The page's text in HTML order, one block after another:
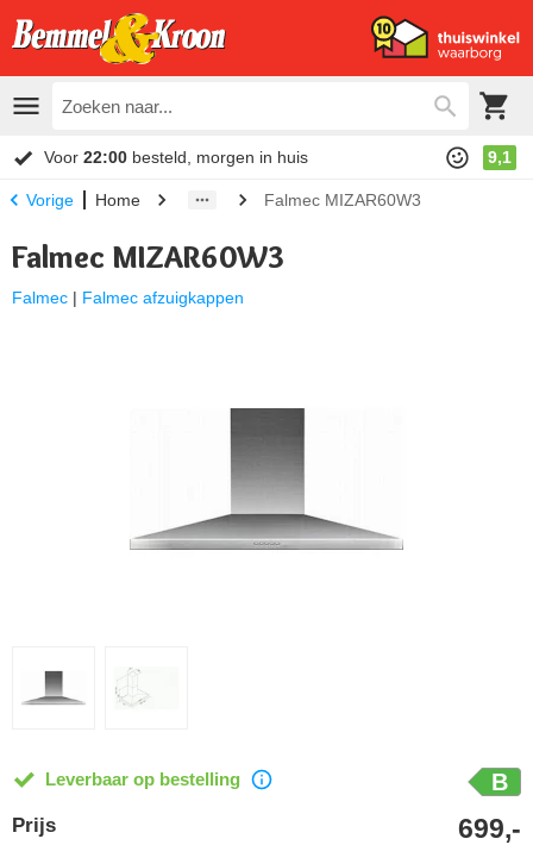
Voor 22:00 besteld, morgen in huis 9,1
Vorige Home Falmec MIZAR60W3
Falmec MIZAR60W3
Falmec | Falmec afzuigkappen
Leverbaar op bestelling B
Prijs 699,-